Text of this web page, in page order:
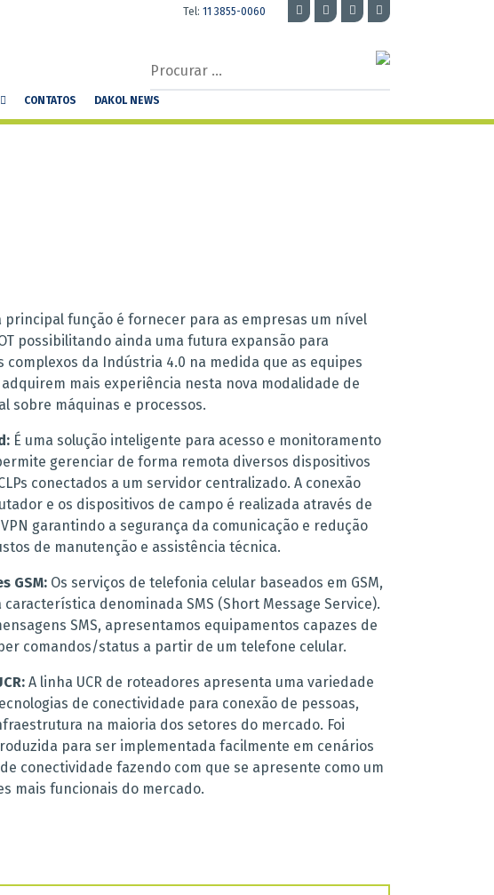
Tel: 11 3855-0060
Procurar
CONTATOS DAKOL NEWS
principal função é fornecer para as empresas um nível
possibilitando ainda uma futura expansão para
complexos da Indústria 4.0 na medida que as equipes
mais experiência nesta nova modalidade de
sobre máquinas e processos.
É uma solução inteligente para acesso e monitoramento
gerenciar de forma remota diversos dispositivos
conectados a um servidor centralizado. A conexão
e os dispositivos de campo é realizada através de
garantindo a segurança da comunicação e redução
de manutenção e assistência técnica.
GSM: Os serviços de telefonia celular baseados em GSM,
característica denominada SMS (Short Message Service).
SMS, apresentamos equipamentos capazes de
comandos/status a partir de um telefone celular.
A linha UCR de roteadores apresenta uma variedade
de conectividade para conexão de pessoas,
na maioria dos setores do mercado. Foi
para ser implementada facilmente em cenários
conectividade fazendo com que se apresente como um
mais funcionais do mercado.